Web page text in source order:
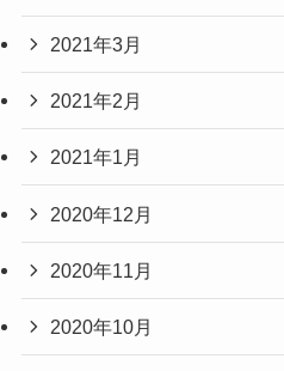
2021年3月
2021年2月
2021年1月
2020年12月
2020年11月
2020年10月